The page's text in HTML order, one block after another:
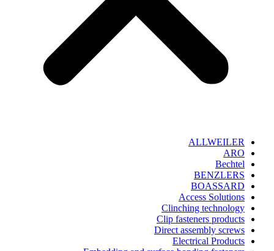
ALLWEILER
ARO
Bechtel
BENZLERS
BOASSARD
Access Solutions
Clinching technology
Clip fasteners products
Direct assembly screws
Electrical Products